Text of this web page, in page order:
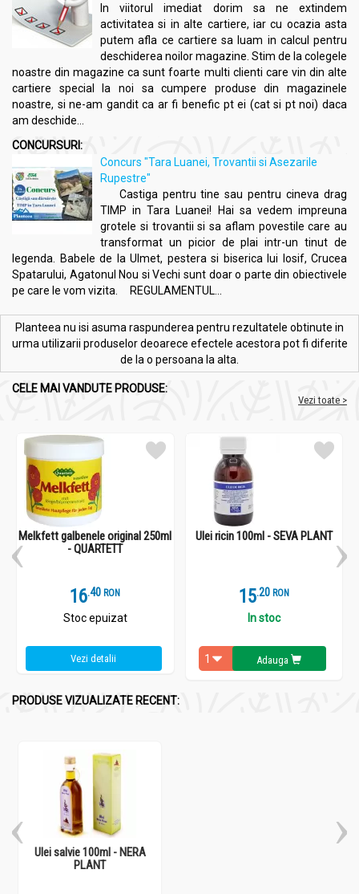
In viitorul imediat dorim sa ne extindem
activitatea si in alte cartiere, iar cu ocazia asta
putem afla ce cartiere sa luam in calcul pentru
deschiderea noilor magazine. Stim de la colegele
noastre din magazine ca sunt foarte multi clienti care vin din alte
cartiere special la noi sa cumpere produse din magazinele
noastre, si ne-am gandit ca ar fi benefic pt ei (cat si pt noi) daca
am deschide...
CONCURSURI:
Concurs "Tara Luanei, Trovantii si Asezarile
Rupestre"
Castiga pentru tine sau pentru cineva drag
TIMP in Tara Luanei! Hai sa vedem impreuna
grotele si trovantii si sa aflam povestile care au
transformat un picior de plai intr-un tinut de
legenda. Babele de la Ulmet, pestera si biserica lui Iosif, Crucea
Spatarului, Agatonul Nou si Vechi sunt doar o parte din obiectivele
pe care le vom vizita. REGULAMENTUL...
Planteea nu isi asuma raspunderea pentru rezultatele obtinute in
urma utilizarii produselor deoarece efectele acestora pot fi diferite
de la o persoana la alta.
CELE MAI VANDUTE PRODUSE:
Vezi toate >
Melkfett galbenele original 250ml
- QUARTETT
16.4 RON
Stoc epuizat
Vezi detalii
Ulei ricin 100ml - SEVA PLANT
15.2 RON
In stoc
Adauga
PRODUSE VIZUALIZATE RECENT:
Ulei salvie 100ml - NERA
PLANT